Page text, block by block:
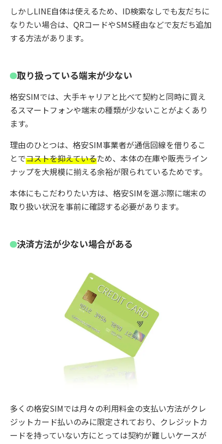
しかしLINE自体は使えるため、ID検索なしでも友だちに
なりたい場合は、QRコードやSMS経由などで友だち追加
する方法があります。
取り扱っている端末が少ない
格安SIMでは、大手キャリアと比べて契約と同時に買え
るスマートフォンや端末の種類が少ないことがよくあり
ます。
理由のひとつは、格安SIM事業者が通信回線を借りるこ
とでコストを抑えているため、本体の在庫や販売ライン
ナップを大規模に揃える余裕が限られているためです。
本体にもこだわりたい方は、格安SIMを選ぶ際に端末の
取り扱い状況を事前に確認する必要があります。
決済方法が少ない場合がある
多くの格安SIMでは月々の利用料金の支払い方法がクレ
ジットカード払いのみに限定されており、クレジットカ
ードを持っていない方にとっては契約が難しいケースが